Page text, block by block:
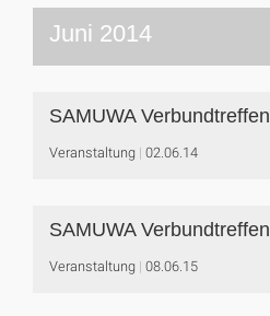
Juni 2014
SAMUWA Verbundtreffen
Veranstaltung 02.06.14
SAMUWA Verbundtreffen
Veranstaltung 08.06.15